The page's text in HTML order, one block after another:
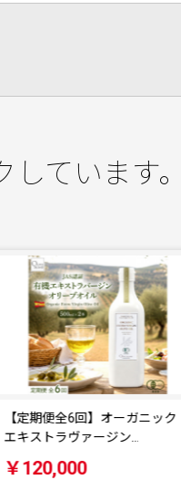
ています。
オーガニック エキ
ージンオリーブオ
￥62,000